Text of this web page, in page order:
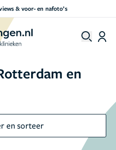
& voor- en nafoto’s
en
en sorteer